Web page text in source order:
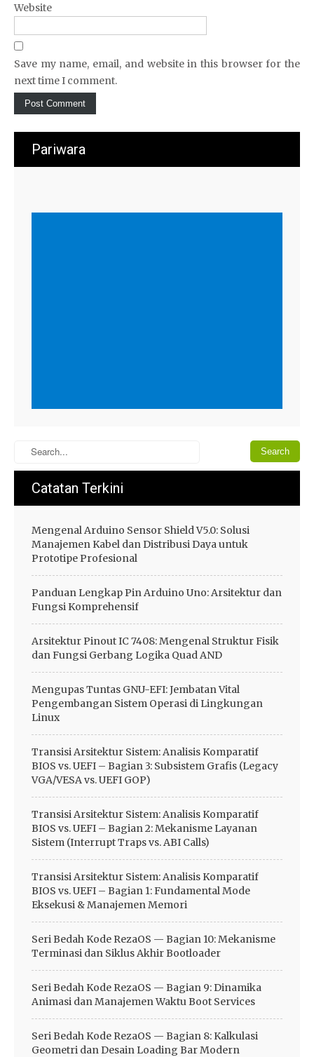
Website
Save my name, email, and website in this browser for the
next time I comment.
Pariwara
Catatan Terkini
Mengenal Arduino Sensor Shield V5.0: Solusi
Manajemen Kabel dan Distribusi Daya untuk
Prototipe Profesional
Panduan Lengkap Pin Arduino Uno: Arsitektur dan
Fungsi Komprehensif
Arsitektur Pinout IC 7408: Mengenal Struktur Fisik
dan Fungsi Gerbang Logika Quad AND
Mengupas Tuntas GNU-EFI: Jembatan Vital
Pengembangan Sistem Operasi di Lingkungan
Linux
Transisi Arsitektur Sistem: Analisis Komparatif
BIOS vs. UEFI – Bagian 3: Subsistem Grafis (Legacy
VGA/VESA vs. UEFI GOP)
Transisi Arsitektur Sistem: Analisis Komparatif
BIOS vs. UEFI – Bagian 2: Mekanisme Layanan
Sistem (Interrupt Traps vs. ABI Calls)
Transisi Arsitektur Sistem: Analisis Komparatif
BIOS vs. UEFI – Bagian 1: Fundamental Mode
Eksekusi & Manajemen Memori
Seri Bedah Kode RezaOS — Bagian 10: Mekanisme
Terminasi dan Siklus Akhir Bootloader
Seri Bedah Kode RezaOS — Bagian 9: Dinamika
Animasi dan Manajemen Waktu Boot Services
Seri Bedah Kode RezaOS — Bagian 8: Kalkulasi
Geometri dan Desain Loading Bar Modern